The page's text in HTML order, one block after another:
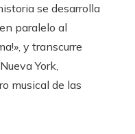
se desarrolla
paralelo al
y transcurre
York,
musical de las